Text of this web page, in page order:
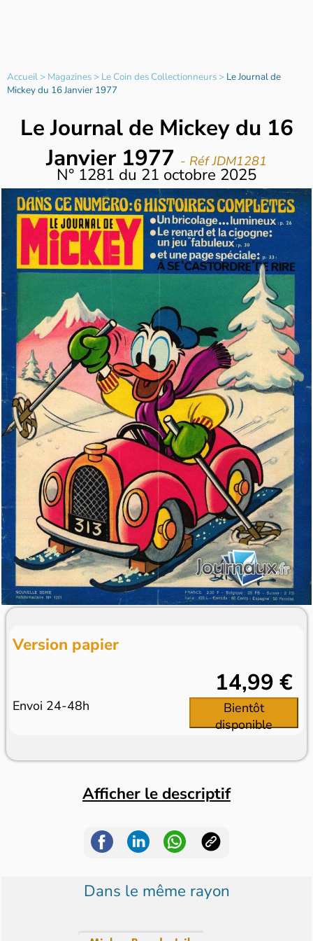
Accueil> Magazines> Le Coin des Collectionneurs> Le Journal de
Mickey du 16 Janvier 1977
Le Journal de Mickey du 16
Janvier 1977 - Réf JDM1281
N° 1281 du 21 octobre 2025
Version papier
Envoi 24-48h
14,99 €
Bientôt
disponible
Afficher le descriptif
Dans le même rayon